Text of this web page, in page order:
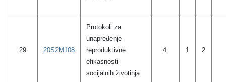
29 20S2M108
Protokoli za
unapređenje
reproduktivne
efikasnosti
socijalnih životinja
4. 1 2